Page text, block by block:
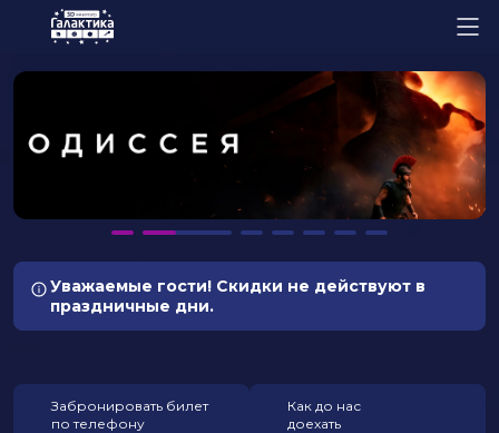
Уважаемые гости! Скидки не действуют в
праздничные дни.
Забронировать билет
по телефону
Как до нас
доехать